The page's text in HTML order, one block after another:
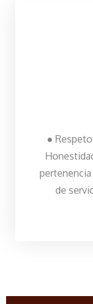
● Respeto
pertenencia
de